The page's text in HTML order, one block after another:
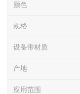
颜色
规格
设备带材质
产地
应用范围